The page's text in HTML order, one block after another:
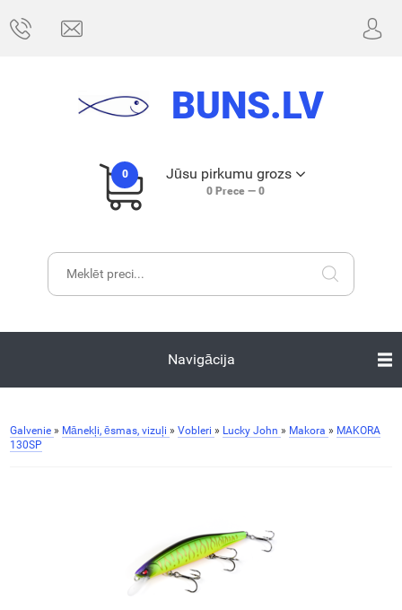
BUNS.LV
0 Jūsu pirkumu grozs
0Prece — 0
Navigācija
Galvenie » Mānekļi, ēsmas, vizuļi » Vobleri » Lucky John » Makora » MAKORA
130SP